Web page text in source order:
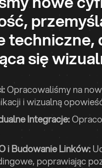
techniczne,
się
Opracowaliśmy na
i wizualną
Integracje:
i Budowanie Linków:
poprawiając